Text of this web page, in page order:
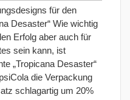
für den
Desaster“ Wie wichtig
Erfolg aber auch für
sein kann, ist
„Tropicana Desaster“
die Verpackung
schlagartig um 20%